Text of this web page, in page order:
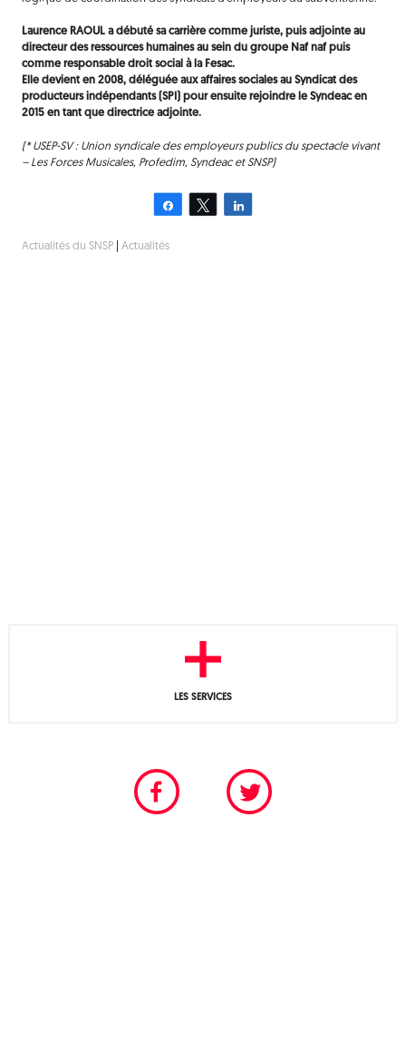
Laurence RAOUL a débuté sa carrière comme juriste, puis adjointe au
directeur des ressources humaines au sein du groupe Naf naf puis
comme responsable droit social à la Fesac.
Elle devient en 2008, déléguée aux affaires sociales au Syndicat des
producteurs indépendants (SPI) pour ensuite rejoindre le Syndeac en
2015 en tant que directrice adjointe.
(* USEP-SV : Union syndicale des employeurs publics du spectacle vivant
– Les Forces Musicales, Profedim, Syndeac et SNSP)
Partagez Tweetez
Actualités du SNSP| Actualités
LES SERVICES